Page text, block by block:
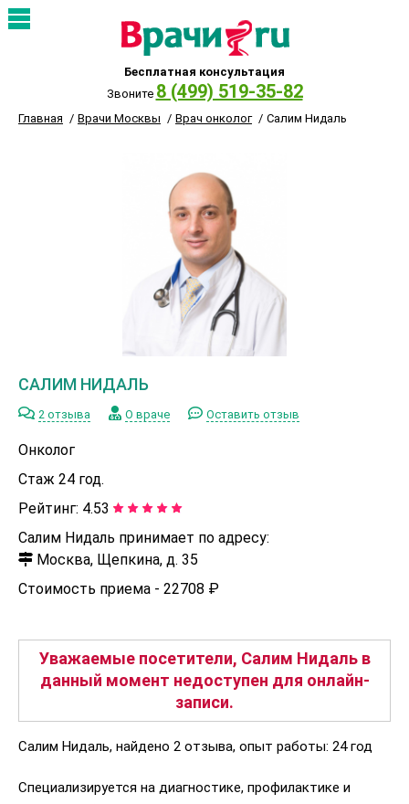
Бесплатная консультация
Звоните 8 (499) 519-35-82
Главная Врачи Москвы Врач онколог Салим Нидаль
САЛИМ НИДАЛЬ
2 отзыва О враче Оставить отзыв
Онколог
Стаж 24 год.
Рейтинг: 4.53
Салим Нидаль принимает по адресу:
Москва, Щепкина, д. 35
Стоимость приема - 22708 ₽
Уважаемые посетители, Салим Нидаль в
данный момент недоступен для онлайн-
записи.
Салим Нидаль, найдено 2 отзыва, опыт работы: 24 год
Специализируется на диагностике, профилактике и